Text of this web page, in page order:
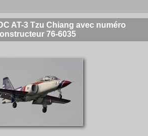
AT-3 Tzu Chiang avec numéro
76-6035